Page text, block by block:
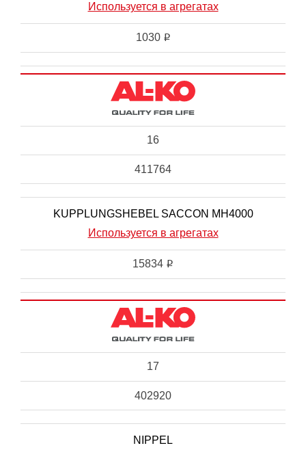
Используется в агрегатах
1030 i
16
411764
KUPPLUNGSHEBEL SACCON MH4000
Используется в агрегатах
15834 i
17
402920
NIPPEL